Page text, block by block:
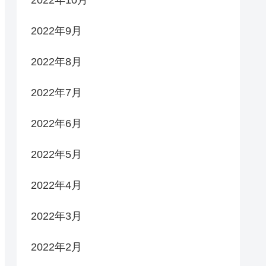
2022年9月
2022年8月
2022年7月
2022年6月
2022年5月
2022年4月
2022年3月
2022年2月